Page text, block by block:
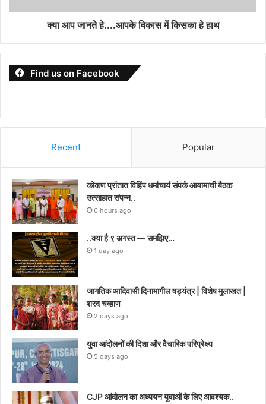
क्या आप जानते हे....आपके विकास में किसका हे हाथ
Find us on Facebook
Recent Popular
कोकण प्रांतात विहिंप धर्माचार्य संपर्क आयामाची बैठक
उत्साहात संपन्न..
6 hours ago
..क्या है ९ अगस्त — समझिए…
1 day ago
जागतिक आदिवासी दिनामागील षड्यंत्र | विशेष मुलाखत |
शरद चव्हाण
2 days ago
युवा आंदोलनों की दिशा और वैचारिक परिप्रेक्ष्य
5 days ago
CJP आंदोलन का अध्ययन युवाओं के लिए आवश्यक..